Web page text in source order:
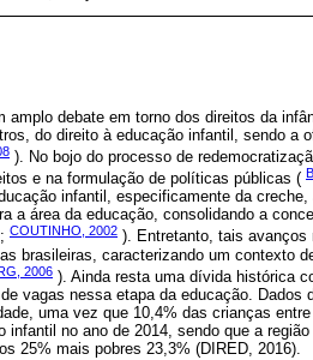
debate em torno dos direitos da
do direito à educação infantil, sendo a
). No bojo do processo de
e na formulação de políticas públicas (
infantil, especificamente da creche,
a área da educação, consolidando a
; COUTINHO, 2002 ). Entretanto, tais
brasileiras, caracterizando um contexto
2006 ). Ainda resta uma dívida histórica
vagas nessa etapa da educação. Dados
uma vez que 10,4% das crianças
no ano de 2014, sendo que a
25% mais pobres 23,3% (DIRED, 2016).